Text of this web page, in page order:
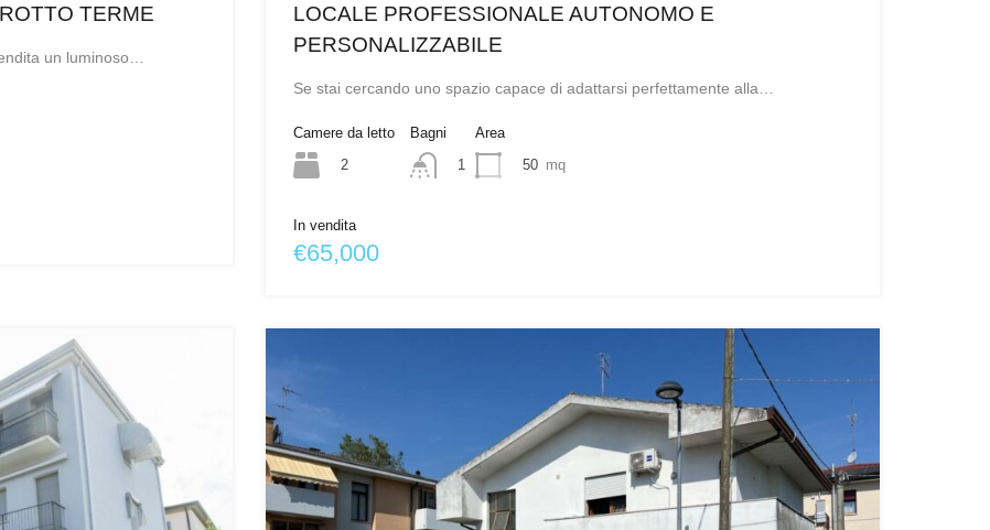
TERME
un luminoso…
LOCALE PROFESSIONALE AUTONOMO E
PERSONALIZZABILE
Se stai cercando uno spazio capace di adattarsi perfettamente alla…
Camere da letto
2
Bagni
1
Area
50 mq
In vendita
€65,000